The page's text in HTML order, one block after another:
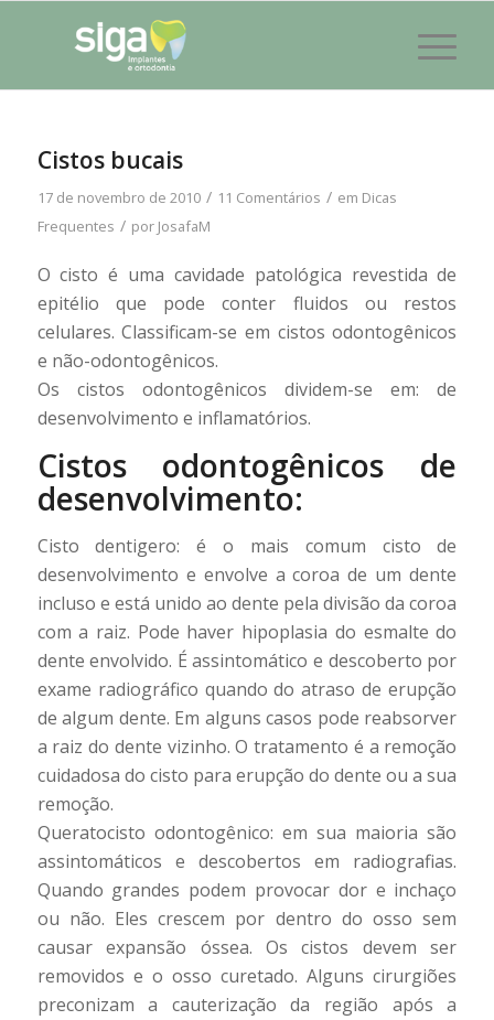
Cistos bucais
17 de novembro de 2010 / 11 Comentários / em Dicas
Frequentes / por JosafaM
O cisto é uma cavidade patológica revestida de
epitélio que pode conter fluidos ou restos
celulares. Classificam-se em cistos odontogênicos
e não-odontogênicos.
Os cistos odontogênicos dividem-se em: de
desenvolvimento e inflamatórios.
Cistos odontogênicos de
desenvolvimento:
Cisto dentigero: é o mais comum cisto de
desenvolvimento e envolve a coroa de um dente
incluso e está unido ao dente pela divisão da coroa
com a raiz. Pode haver hipoplasia do esmalte do
dente envolvido. É assintomático e descoberto por
exame radiográfico quando do atraso de erupção
de algum dente. Em alguns casos pode reabsorver
a raiz do dente vizinho. O tratamento é a remoção
cuidadosa do cisto para erupção do dente ou a sua
remoção.
Queratocisto odontogênico: em sua maioria são
assintomáticos e descobertos em radiografias.
Quando grandes podem provocar dor e inchaço
ou não. Eles crescem por dentro do osso sem
causar expansão óssea. Os cistos devem ser
removidos e o osso curetado. Alguns cirurgiões
preconizam a cauterização da região após a